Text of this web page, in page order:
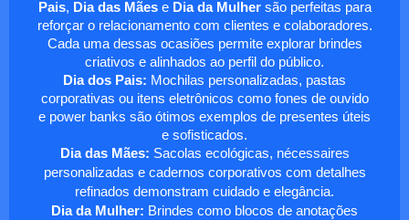
Pais, Dia das Mãese Dia da Mulhersão perfeitas para
reforçar o relacionamento com clientes e colaboradores.
Cada uma dessas ocasiões permite explorar brindes
criativos e alinhados ao perfil do público.
Dia dos Pais: Mochilas personalizadas, pastas
corporativas ou itens eletrônicos como fones de ouvido
e power banks são ótimos exemplos de presentes úteis
e sofisticados.
Dia das Mães: Sacolas ecológicas, nécessaires
personalizadas e cadernos corporativos com detalhes
refinados demonstram cuidado e elegância.
Dia da Mulher: Brindes como blocos de anotações